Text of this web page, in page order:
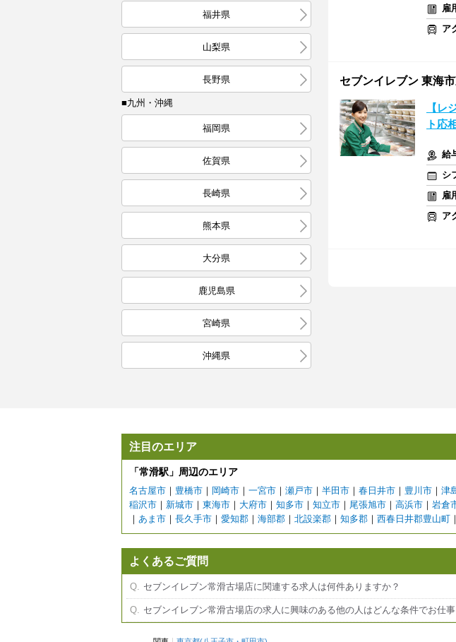
福井県
山梨県
長野県
■九州・沖縄
福岡県
佐賀県
長崎県
熊本県
大分県
鹿児島県
宮崎県
沖縄県
雇
ア
セブンイレブン 東海
【レ
ト応
給
シ
雇
ア
注目のエリア
「常滑駅」周辺のエリア
名古屋市 ｜ 豊橋市 ｜ 岡崎市 ｜ 一宮市 ｜ 瀬戸市 ｜ 半田市 ｜ 春日井市 ｜ 豊川市 ｜ 津
稲沢市 ｜ 新城市 ｜ 東海市 ｜ 大府市 ｜ 知多市 ｜ 知立市 ｜ 尾張旭市 ｜ 高浜市 ｜ 岩倉
｜ あま市 ｜ 長久手市 ｜ 愛知郡 ｜ 海部郡 ｜ 北設楽郡 ｜ 知多郡 ｜ 西春日井郡豊山町 ｜
よくあるご質問
セブンイレブン常滑古場店に関連する求人は何件ありますか？
セブンイレブン常滑古場店の求人に興味のある他の人はどんな条件でお仕